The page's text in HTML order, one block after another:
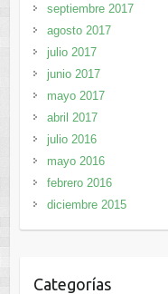
septiembre 2017
agosto 2017
julio 2017
junio 2017
mayo 2017
abril 2017
julio 2016
mayo 2016
febrero 2016
diciembre 2015
Categorías